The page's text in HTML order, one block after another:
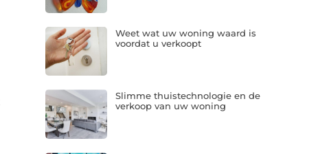
Weet wat uw woning waard is
voordat u verkoopt
Slimme thuistechnologie en de
verkoop van uw woning